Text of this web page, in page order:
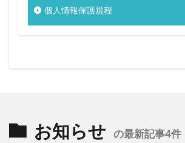
個人情報保護規程
お知らせ の最新記事4件